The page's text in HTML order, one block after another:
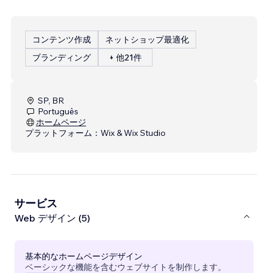
コンテンツ作成
ネットショップ最適化
ブランディング
+ 他21件
SP, BR
Português
ホームページ
プラットフォーム： Wix & Wix Studio
サービス
Web デザイン (5)
基本的なホームページデザイン
ベーシックな機能を含むウェブサイトを制作します。